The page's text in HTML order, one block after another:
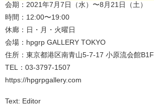
会期：2021年7月7日（水）〜8月21日（土）
時間：12:00〜19:00
休廊：日・月・火曜日
会場：hpgrp GALLERY TOKYO
住所：東京都港区南青山5-7-17 小原流会館B1F
TEL：03-3797-1507
https://hpgrpgallery.com
Text: Editor